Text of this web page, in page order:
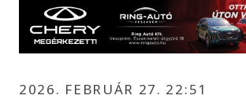
2026. FEBRUÁR 27. 22:51